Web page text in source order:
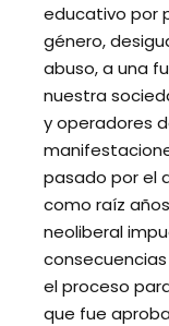
educativo por
género,
abuso, a una
nuestra
y operadores
pasado por el
como raíz
neoliberal
el proceso
que fue